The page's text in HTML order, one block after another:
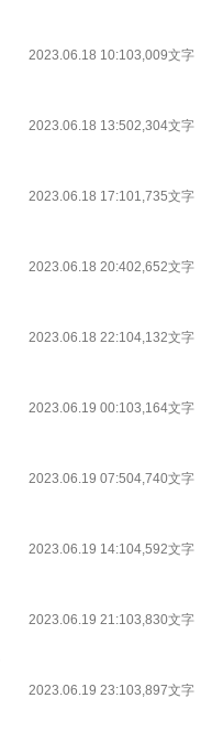
2023.06.18 10:103,009文字
2023.06.18 13:502,304文字
2023.06.18 17:101,735文字
2023.06.18 20:402,652文字
2023.06.18 22:104,132文字
2023.06.19 00:103,164文字
2023.06.19 07:504,740文字
2023.06.19 14:104,592文字
2023.06.19 21:103,830文字
2023.06.19 23:103,897文字